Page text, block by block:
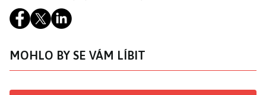
MOHLO BY SE VÁM LÍBIT